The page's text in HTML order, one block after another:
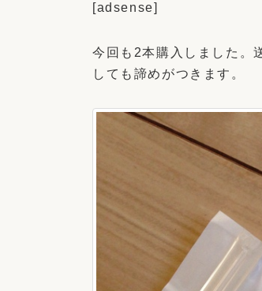
[adsense]
今回も2本購入しました。
しても諦めがつきます。